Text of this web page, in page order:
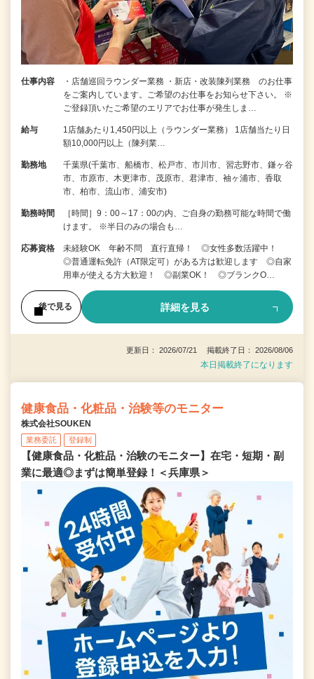
仕事内容
・店舗巡回ラウンダー業務 ・新店・改装陳列業務 のお仕事
をご案内しています。ご希望のお仕事をお知らせ下さい。 ※
ご登録頂いたご希望のエリアでお仕事が発生しま…
給与
1店舗あたり1,450円以上（ラウンダー業務） 1店舗当たり日
額10,000円以上（陳列業…
勤務地
千葉県(千葉市、船橋市、松戸市、市川市、習志野市、鎌ヶ谷
市、市原市、木更津市、茂原市、君津市、袖ヶ浦市、香取
市、柏市、流山市、浦安市)
勤務時間
［時間］9：00～17：00の内、ご自身の勤務可能な時間で働
けます。 ※半日のみの場合も…
応募資格
未経験OK 年齢不問 直行直帰！ ◎女性多数活躍中！
◎普通運転免許（AT限定可）がある方は歓迎します ◎自家
用車が使える方大歓迎！ ◎副業OK！ ◎ブランクO…
後で見る 詳細を見る
更新日： 2026/07/21 掲載終了日： 2026/08/06
本日掲載終了になります
健康食品・化粧品・治験等のモニター
株式会社SOUKEN
業務委託 登録制
【健康食品・化粧品・治験のモニター】在宅・短期・副
業に最適◎まずは簡単登録！＜兵庫県＞